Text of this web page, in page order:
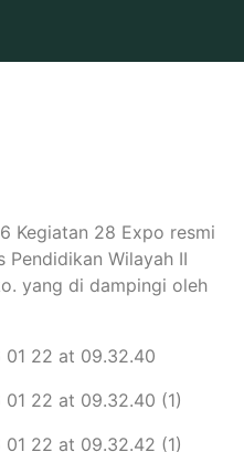
Kegiatan 28 Expo resmi
Pendidikan Wilayah II
yang di dampingi oleh